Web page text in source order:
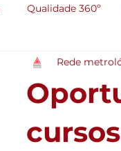
Qualidade 360º
Rede